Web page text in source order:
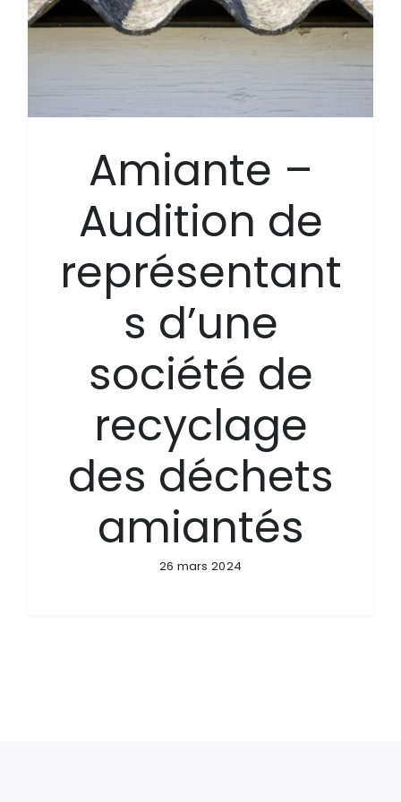
Amiante –
Audition de
représentant
s d’une
société de
recyclage
des déchets
amiantés
26 mars 2024